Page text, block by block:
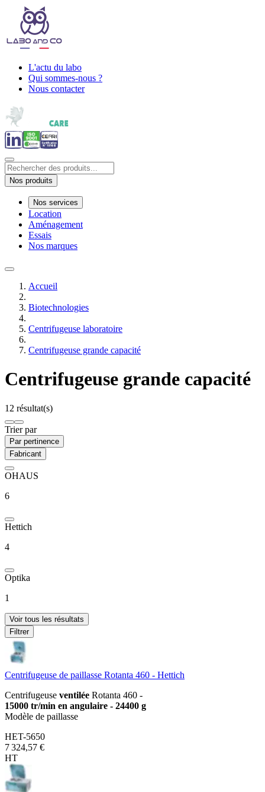
L'actu du labo
Qui sommes-nous ?
Nous contacter
Nos produits
Nos services
Location
Aménagement
Essais
Nos marques
Accueil
Biotechnologies
Centrifugeuse laboratoire
Centrifugeuse grande capacité
Centrifugeuse grande capacité
12 résultat(s)
Trier par
Par pertinence
Fabricant
OHAUS
6
Hettich
4
Optika
1
Voir tous les résultats
Filtrer
Centrifugeuse de paillasse Rotanta 460 - Hettich
Centrifugeuse ventilée Rotanta 460 -
15000 tr/min en angulaire - 24400 g
Modèle de paillasse
HET-5650
7 324,57 €
HT